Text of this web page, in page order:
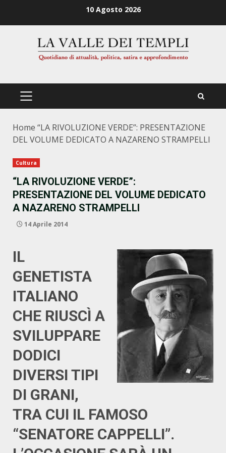
10 Agosto 2026
PRIMÄRES
Home “LA RIVOLUZIONE VERDE”: PRESENTAZIONE
DEL VOLUME DEDICATO A NAZARENO STRAMPELLI
Cultura
“LA RIVOLUZIONE VERDE”:
PRESENTAZIONE DEL VOLUME DEDICATO
A NAZARENO STRAMPELLI
14 Aprile 2014
IL
GENETISTA
ITALIANO
CHE RIUSCÌ A
SVILUPPARE
DODICI
DIVERSI TIPI
DI GRANI,
TRA CUI IL FAMOSO
“SENATORE CAPPELLI”.